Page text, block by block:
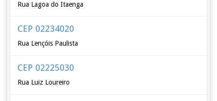
Rua Lagoa do Itaenga
CEP 02234020
Rua Lençóis Paulista
CEP 02225030
Rua Luiz Loureiro